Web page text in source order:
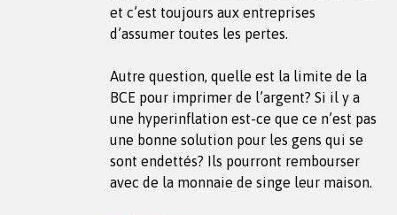
et c’est toujours aux entreprises
d’assumer toutes les pertes.
Autre question, quelle est la limite de la
BCE pour imprimer de l’argent? Si il y a
une hyperinflation est-ce que ce n’est pas
une bonne solution pour les gens qui se
sont endettés? Ils pourront rembourser
avec de la monnaie de singe leur maison.